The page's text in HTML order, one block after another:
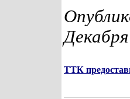
ТТК